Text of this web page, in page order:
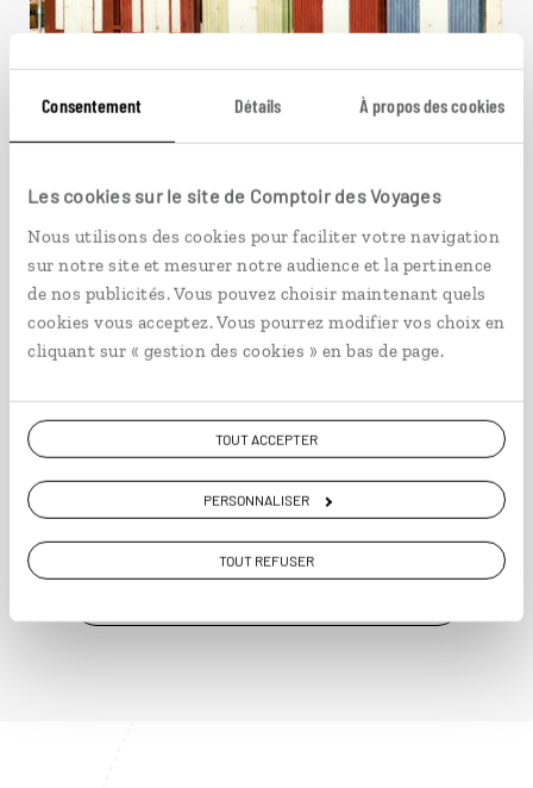
Consentement Détails À propos des cookies
Les cookies sur le site de Comptoir des Voyages
Nous utilisons des cookies pour faciliter votre navigation
sur notre site et mesurer notre audience et la pertinence
de nos publicités. Vous pouvez choisir maintenant quels
cookies vous acceptez. Vous pourrez modifier vos choix en
cliquant sur « gestion des cookies » en bas de page.
TOUT ACCEPTER
PERSONNALISER
TOUT REFUSER
Embruns scandinaves
Circuit autotour Suède : Stockholm, Falun,
Fjallbacka, Göteborg...
15 jours / 14 nuits